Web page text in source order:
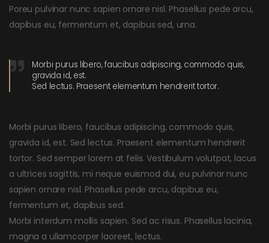
Poreu pulvinar nunc sapien ornare nisl. Phasellus pede arcu,
dapibus eu, fermentum et, dapibus sed, urna.
Morbi purus libero, faucibus adipiscing, commodo quis,
gravida id, est.
Sed lectus. Praesent elementum hendrerit tortor.
Morbi purus libero, faucibus adipiscing, commodo quis,
gravida id, est. Sed lectus. Praesent elementum hendrerit
tortor. Sed semper lorem at felis. Vestibulum volutpat, lacus
a ultrices sagittis, mi neque euismod dui, eu pulvinar nunc
sapien ornare nisl. Phasellus pede arcu, dapibus eu,
fermentum et, dapibus sed.
Morbi interdum mollis sapien. Sed ac risus. Phasellus lacinia,
magna a ullamcorper laoreet, lectus.